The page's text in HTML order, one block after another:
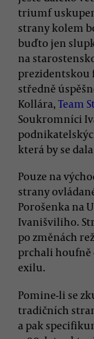
triumf uskupení
strany kolem
buďto jen
na
prezidentskou
středně
Kollára, Team
Soukromníci
která by se
Pouze na
strany
Porošenka na
Ivanišviliho.
po změnách
prchali
exilu.
Pomine-li se
tradičních
a pak